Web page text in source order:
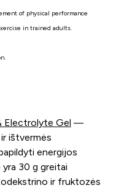
of physical performance
in trained adults.
Electrolyte Gel —
ištvermės
energijos
30 g greitai
ir fruktozės